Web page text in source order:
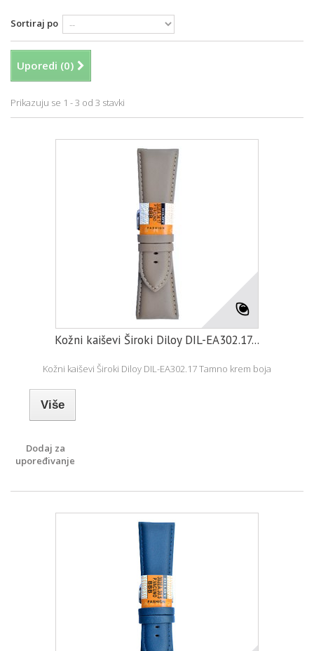
Sortiraj po
Uporedi (0)
Prikazuju se 1 - 3 od 3 stavki
Kožni kaiševi Široki Diloy DIL-EA302.17...
Kožni kaiševi Široki Diloy DIL-EA302.17 Tamno krem boja
Više
Dodaj za
upoređivanje